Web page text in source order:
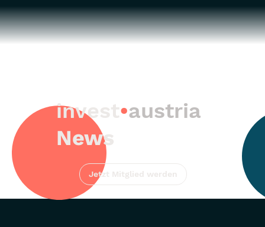
invest•austria
News
Jetzt Mitglied werden